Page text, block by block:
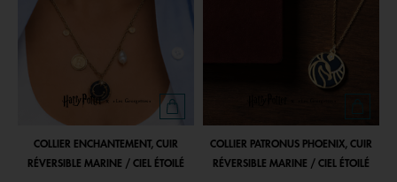
COLLIER ENCHANTEMENT, CUIR
RÉVERSIBLE MARINE / CIEL ÉTOILÉ
COLLIER PATRONUS PHOENIX, CUIR
RÉVERSIBLE MARINE / CIEL ÉTOILÉ